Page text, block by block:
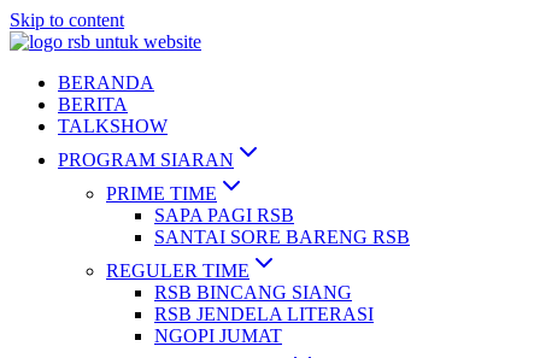
Skip to content
BERANDA
BERITA
TALKSHOW
PROGRAM SIARAN
PRIME TIME
SAPA PAGI RSB
SANTAI SORE BARENG RSB
REGULER TIME
RSB BINCANG SIANG
RSB JENDELA LITERASI
NGOPI JUMAT